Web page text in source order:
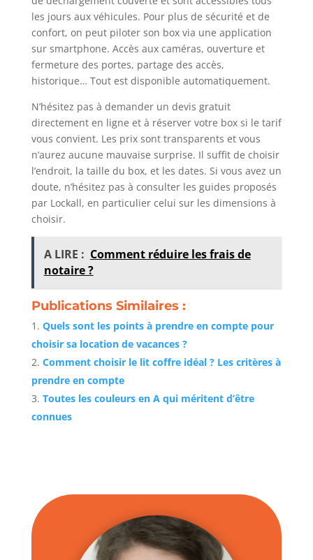
les jours aux véhicules. Pour plus de sécurité et de
confort, on peut piloter son box via une application
sur smartphone. Accès aux caméras, ouverture et
fermeture des portes, partage des accès,
historique… Tout est disponible automatiquement.
N’hésitez pas à demander un devis gratuit
directement en ligne et à réserver votre box si le tarif
vous convient. Les prix sont transparents et vous
n’aurez aucune mauvaise surprise. Il suffit de choisir
l’endroit, la taille du box, et les dates. Si vous avez un
doute, n’hésitez pas à consulter les guides proposés
par Lockall, en particulier celui sur les dimensions à
choisir.
A LIRE : Comment réduire les frais de
notaire ?
Publications Similaires :
Quels sont les points à prendre en compte pour
choisir sa location de vacances ?
Comment choisir le lit coffre idéal ? Les critères à
prendre en compte
Toutes les couleurs en A qui méritent d’être
connues